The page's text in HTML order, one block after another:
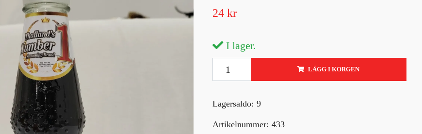
24 kr
I lager.
LÄGG I KORGEN
Lagersaldo: 9
Artikelnummer: 433